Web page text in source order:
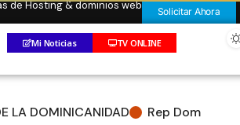
de Hosting & dominios web Solicitar Ahora
Mi Noticias TV ONLINE
LA DOMINICANIDAD Rep Dom